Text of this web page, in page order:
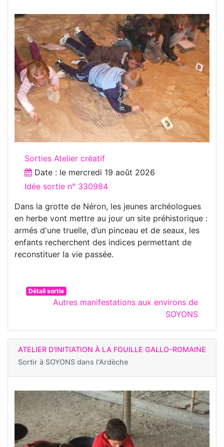
Sorties Atelier créatif
Date : le mercredi 19 août 2026
Idée sortie n° 330984
Dans la grotte de Néron, les jeunes archéologues
en herbe vont mettre au jour un site préhistorique :
armés d'une truelle, d’un pinceau et de seaux, les
enfants recherchent des indices permettant de
reconstituer la vie passée.
Détail sortie
Autres manifestations aux environs de
SOYONS
ATELIER D'INITIATION À LA FOUILLE GALLO-ROMAINE
Sortir à SOYONS dans l'Ardèche